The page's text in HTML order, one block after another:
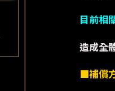
目前相
造成全
■補償